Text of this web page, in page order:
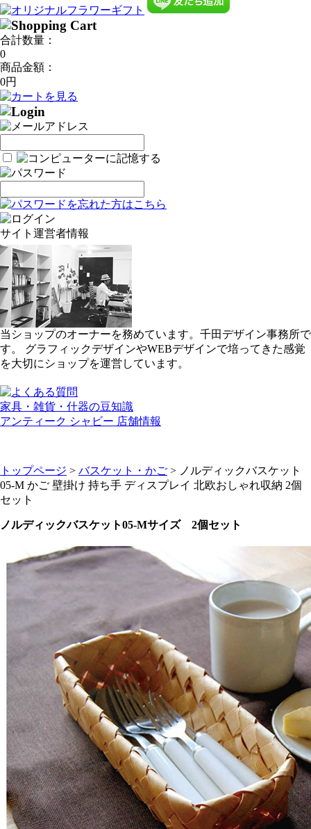
合計数量：
0
商品金額：
0円
サイト運営者情報
当ショップのオーナーを務めています。千田デザイン事務所で
す。 グラフィックデザインやWEBデザインで培ってきた感覚
を大切にショップを運営しています。
家具・雑貨・什器の豆知識
アンティーク シャビー 店舗情報
トップページ > バスケット・かご > ノルディックバスケット
05-M かご 壁掛け 持ち手 ディスプレイ 北欧おしゃれ収納 2個
セット
ノルディックバスケット05-Mサイズ 2個セット